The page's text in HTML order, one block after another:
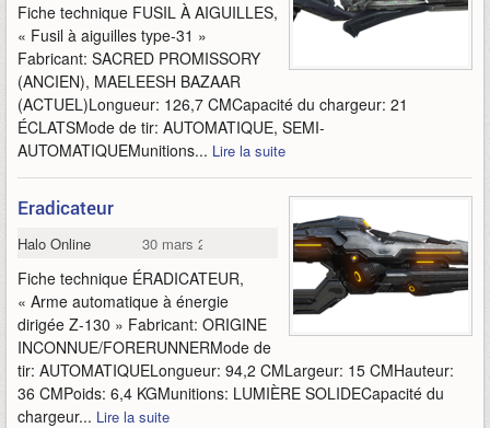
Fiche technique FUSIL À AIGUILLES,
« Fusil à aiguilles type-31 »
Fabricant: SACRED PROMISSORY
(ANCIEN), MAELEESH BAZAAR
(ACTUEL)Longueur: 126,7 CMCapacité du chargeur: 21
ÉCLATSMode de tir: AUTOMATIQUE, SEMI-
AUTOMATIQUEMunitions... Lire la suite
Eradicateur
Halo Online 30 mars 2015
Fiche technique ÉRADICATEUR,
« Arme automatique à énergie
dirigée Z-130 » Fabricant: ORIGINE
INCONNUE/FORERUNNERMode de
tir: AUTOMATIQUELongueur: 94,2 CMLargeur: 15 CMHauteur:
36 CMPoids: 6,4 KGMunitions: LUMIÈRE SOLIDECapacité du
chargeur... Lire la suite